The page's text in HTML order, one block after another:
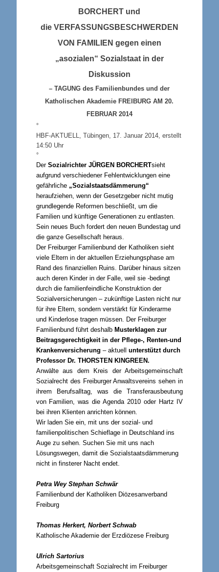
BORCHERT und
die VERFASSUNGSBESCHWERDEN
VON FAMILIEN gegen einen
„asozialen“ Sozialstaat in der
Diskussion
–TAGUNG des Familienbundes und der
Katholischen AkademieFREIBURG AM 20.
FEBRUAR 2014
°
HBF-AKTUELL , Tübingen, 17. Januar 2014, erstellt
14:50 Uhr
°
Der Sozialrichter JÜRGEN BORCHERTsieht
aufgrund verschiedener Fehlentwicklungen eine
gefährliche „Sozialstaatsdämmerung“
heraufziehen, wenn der Gesetzgeber nicht mutig
grundlegende Reformen beschließt, um die
Familien und künftige Generationen zu entlasten.
Sein neues Buch fordert den neuen Bundestag und
die ganze Gesellschaft heraus.
Der Freiburger Familienbund der Katholiken sieht
viele Eltern in der aktuellen Erziehungsphase am
Rand des finanziellen Ruins. Darüber hinaus sitzen
auch deren Kinder in der Falle, weil sie -bedingt
durch die familienfeindliche Konstruktion der
Sozialversicherungen – zukünftige Lasten nicht nur
für ihre Eltern, sondern verstärkt für Kinderarme
und Kinderlose tragen müssen. Der Freiburger
Familienbund führt deshalb Musterklagen zur
Beitragsgerechtigkeit in der Pflege-, Renten-und
Krankenversicherung – aktuell unterstützt durch
Professor Dr. THORSTEN KINGREEN.
Anwälte aus dem Kreis der Arbeitsgemeinschaft
Sozialrecht des Freiburger Anwaltsvereins sehen in
ihrem Berufsalltag, was die Transferausbeutung
von Familien, was die Agenda 2010 oder Hartz IV
bei ihren Klienten anrichten können.
Wir laden Sie ein, mit uns der sozial- und
familienpolitischen Schieflage in Deutschland ins
Auge zu sehen. Suchen Sie mit uns nach
Lösungswegen, damit die Sozialstaatsdämmerung
nicht in finsterer Nacht endet.
Petra Wey Stephan Schwär
Familienbund der Katholiken Diözesanverband
Freiburg
Thomas Herkert, Norbert Schwab
Katholische Akademie der Erzdiözese Freiburg
Ulrich Sartorius
Arbeitsgemeinschaft Sozialrecht im Freiburger